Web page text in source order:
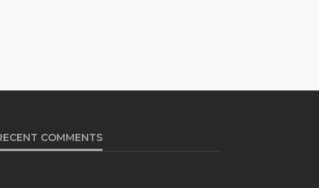
COMMENTS